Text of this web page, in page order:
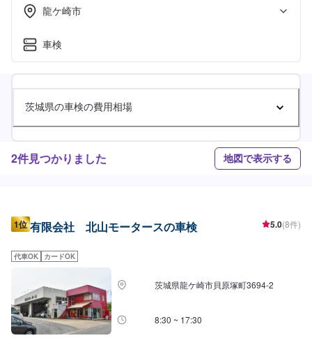
龍ケ崎市
車検
茨城県の車検の費用相場
2件見つかりました 地図で表示する
1位 有限会社 北山モータースの車検 5.0(8件)
代車OK カードOK
茨城県龍ケ崎市貝原塚町3694-2
8:30 ~ 17:30